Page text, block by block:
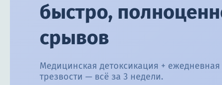
быстро,
срывов
Медицинская детоксикация +
трезвости — всё за 3 недели.